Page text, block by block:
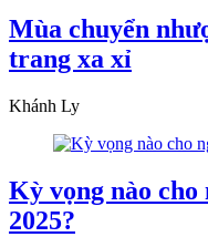
Mùa chuyển
trang xa xỉ
Khánh Ly
Kỳ vọng nào
2025?